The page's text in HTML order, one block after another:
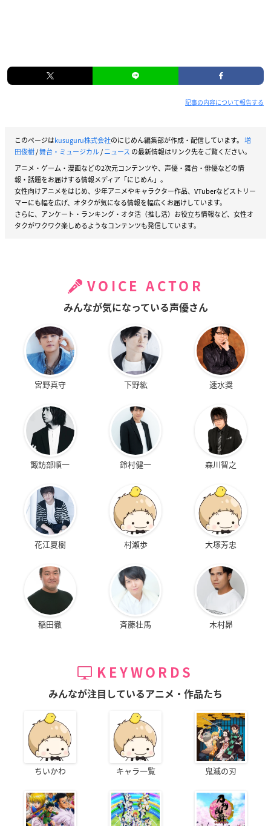
記事の内容について報告する
このページはkusuguru株式会社のにじめん編集部が作成・配信しています。 増
田俊樹/舞台・ミュージカル/ニュース の最新情報はリンク先をご覧ください。
アニメ・ゲーム・漫画などの2次元コンテンツや、声優・舞台・俳優などの情
報・話題をお届けする情報メディア「にじめん」。
女性向けアニメをはじめ、少年アニメやキャラクター作品、VTuberなどストリー
マーにも幅を広げ、オタクが気になる情報を幅広くお届けしています。
さらに、アンケート・ランキング・オタ活（推し活）お役立ち情報など、女性オ
タクがワクワク楽しめるようなコンテンツも発信しています。
VOICE ACTOR
みんなが気になっている声優さん
宮野真守 下野紘 速水奨
諏訪部順一 鈴村健一 森川智之
花江夏樹 村瀬歩 大塚芳忠
稲田徹 斉藤壮馬 木村昴
KEYWORDS
みんなが注目しているアニメ・作品たち
ちいかわ キャラ一覧 鬼滅の刃